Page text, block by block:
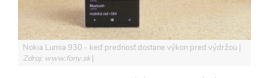
Nokia Lumia 930 - keď prednosť dostane výkon pred výdržou
Zdroj: www.fony.sk